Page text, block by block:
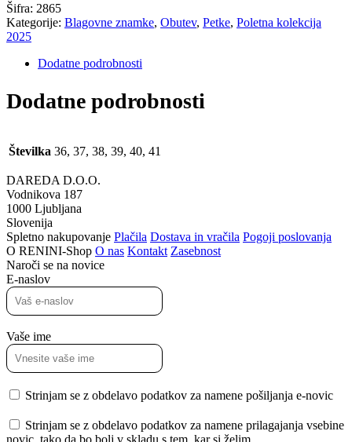
Šifra: 2865
Kategorije: Blagovne znamke, Obutev, Petke, Poletna kolekcija
2025
Dodatne podrobnosti
Dodatne podrobnosti
Številka 36, 37, 38, 39, 40, 41
DAREDA D.O.O.
Vodnikova 187
1000 Ljubljana
Slovenija
Spletno nakupovanje Plačila Dostava in vračila Pogoji poslovanja
O RENINI-Shop O nas Kontakt Zasebnost
Naroči se na novice
E-naslov
Vaše ime
Strinjam se z obdelavo podatkov za namene pošiljanja e-novic
Strinjam se z obdelavo podatkov za namene prilagajanja vsebine